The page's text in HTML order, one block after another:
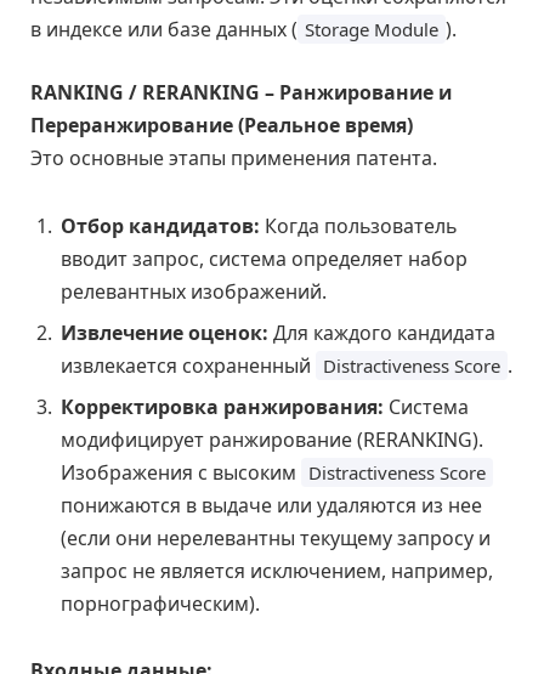
в индексе или базе данных ( Storage Module ).
RANKING / RERANKING – Ранжирование и
Переранжирование (Реальное время)
Это основные этапы применения патента.
Отбор кандидатов: Когда пользователь
вводит запрос, система определяет набор
релевантных изображений.
Извлечение оценок: Для каждого кандидата
извлекается сохраненный Distractiveness Score .
Корректировка ранжирования: Система
модифицирует ранжирование (RERANKING).
Изображения с высоким Distractiveness Score
понижаются в выдаче или удаляются из нее
(если они нерелевантны текущему запросу и
запрос не является исключением, например,
порнографическим).